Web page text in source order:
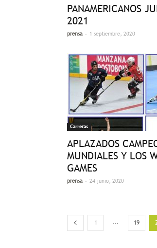
PANAMERICANOS
2021
prensa - 1 septiembre, 2020
Carreras
APLAZADOS
MUNDIALES Y LOS
GAMES
prensa - 24 junio, 2020
1 ... 19